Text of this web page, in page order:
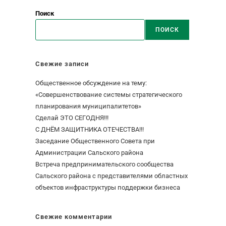
Поиск
ПОИСК
Свежие записи
Общественное обсуждение на тему:
«Совершенствование системы стратегического
планирования муниципалитетов»
Сделай ЭТО СЕГОДНЯ!!!
С ДНЁМ ЗАЩИТНИКА ОТЕЧЕСТВА!!!
Заседание Общественного Совета при
Администрации Сальского района
Встреча предпринимательского сообщества
Сальского района с представителями областных
объектов инфраструктуры поддержки бизнеса
Свежие комментарии